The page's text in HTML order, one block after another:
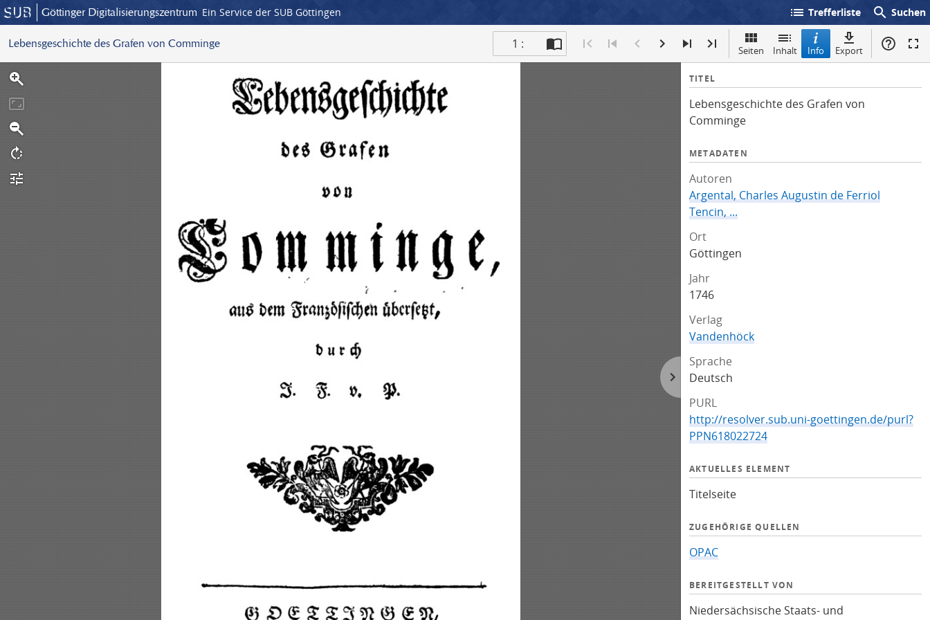
Göttinger Digitalisierungszentrum Ein Service der SUB Göttingen list Trefferliste search Suchen
Lebensgeschichte des Grafen von Comminge 1 : Seiten Inhalt Info Export
I
f
o
TITEL
Lebensgeschichte des Grafen von
Comminge
METADATEN
Autoren
Argental, Charles Augustin de Ferriol
Tencin, ...
Ort
Göttingen
Jahr
1746
Verlag
Vandenhöck
Sprache
Deutsch
PURL
http://resolver.sub.uni-goettingen.de/purl?
PPN618022724
AKTUELLES ELEMENT
Titelseite
ZUGEHÖRIGE QUELLEN
OPAC
BEREITGESTELLT VON
Niedersächsische Staats- und